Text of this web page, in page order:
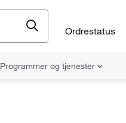
Ordrestatus
Programmer og tjenester